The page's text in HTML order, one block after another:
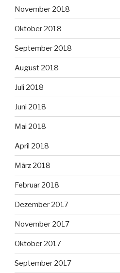
November 2018
Oktober 2018
September 2018
August 2018
Juli 2018
Juni 2018
Mai 2018
April 2018
März 2018
Februar 2018
Dezember 2017
November 2017
Oktober 2017
September 2017